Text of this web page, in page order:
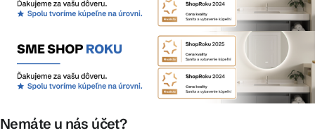
Nemáte u nás účet?